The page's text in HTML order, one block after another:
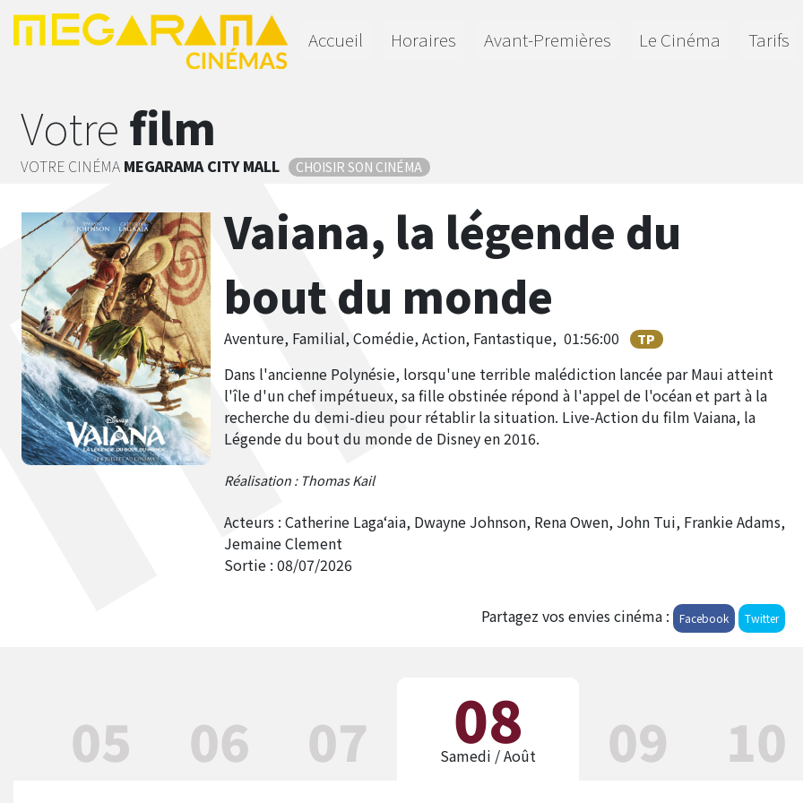
Accueil Horaires Avant-Premières Le Cinéma Tarifs
Votre film
VOTRE CINÉMA MEGARAMACITY MALL CHOISIR SON CINÉMA
Vaiana, la légende du
bout du monde
Aventure, Familial, Comédie, Action, Fantastique, 01:56:00 TP
Dans l'ancienne Polynésie, lorsqu'une terrible malédiction lancée par Maui atteint
l'île d'un chef impétueux, sa fille obstinée répond à l'appel de l'océan et part à la
recherche du demi-dieu pour rétablir la situation. Live-Action du film Vaiana, la
Légende du bout du monde de Disney en 2016.
Réalisation : Thomas Kail
Acteurs : Catherine Lagaʻaia, Dwayne Johnson, Rena Owen, John Tui, Frankie Adams,
Jemaine Clement
Sortie : 08/07/2026
Partagez vos envies cinéma : Facebook Twitter
05 06 07 08
Samedi / Août 09 10